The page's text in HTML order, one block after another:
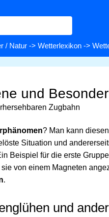
/ Natur -> Wetterlexikon ->
und
Zugbahn
? Man kann
Situation und
Beispiel für die erste
von einem Magneten
.
und